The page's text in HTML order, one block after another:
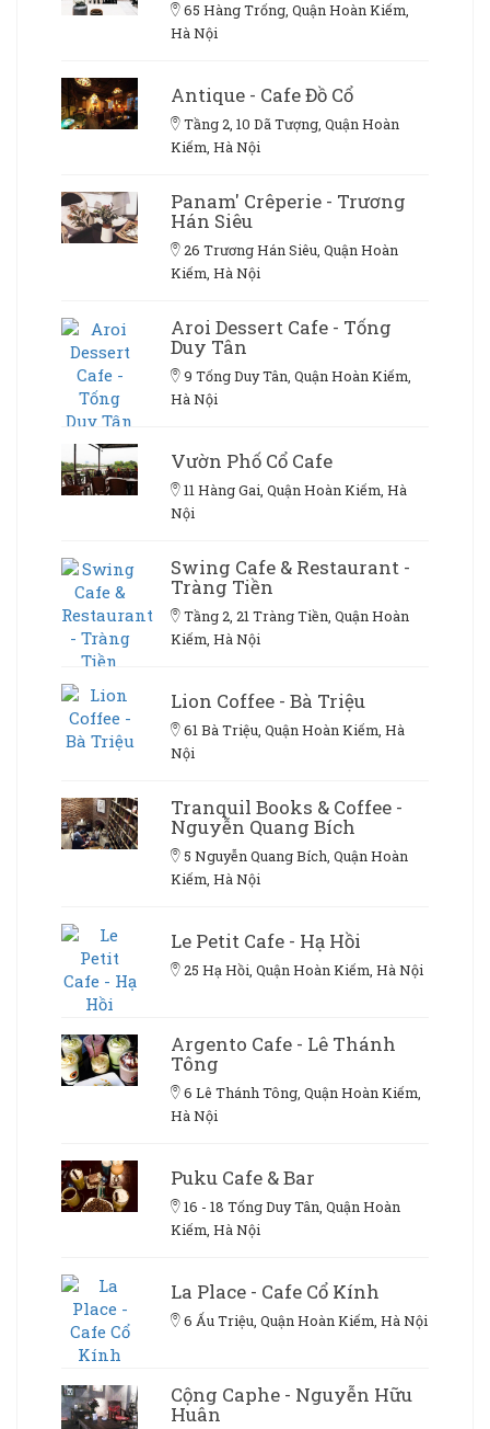
65 Hàng Trống, Quận Hoàn Kiếm,
Hà Nội
Antique - Cafe Đồ Cổ
Tầng 2, 10 Dã Tượng, Quận Hoàn
Kiếm, Hà Nội
Panam' Crêperie - Trương
Hán Siêu
26 Trương Hán Siêu, Quận Hoàn
Kiếm, Hà Nội
Aroi Dessert Cafe - Tống
Duy Tân
9 Tống Duy Tân, Quận Hoàn Kiếm,
Hà Nội
Vườn Phố Cổ Cafe
11 Hàng Gai, Quận Hoàn Kiếm, Hà
Nội
Swing Cafe & Restaurant -
Tràng Tiền
Tầng 2, 21 Tràng Tiền, Quận Hoàn
Kiếm, Hà Nội
Lion Coffee - Bà Triệu
61 Bà Triệu, Quận Hoàn Kiếm, Hà
Nội
Tranquil Books & Coffee -
Nguyễn Quang Bích
5 Nguyễn Quang Bích, Quận Hoàn
Kiếm, Hà Nội
Le Petit Cafe - Hạ Hồi
25 Hạ Hồi, Quận Hoàn Kiếm, Hà Nội
Argento Cafe - Lê Thánh
Tông
6 Lê Thánh Tông, Quận Hoàn Kiếm,
Hà Nội
Puku Cafe & Bar
16 - 18 Tống Duy Tân, Quận Hoàn
Kiếm, Hà Nội
La Place - Cafe Cổ Kính
6 Ấu Triệu, Quận Hoàn Kiếm, Hà Nội
Cộng Caphe - Nguyễn Hữu
Huân